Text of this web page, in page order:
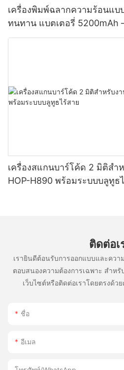
เครื่องพิมพ์ฉลากความร้อนแ
ทนทาน แบตเตอรี่
สำหรับพิมพ์ฉลากและใบเสร็
เครื่องสแกนบาร์โค้ด 2 มิติสำ
HOP-H890 พร้อมระบบบลูทูธ
ติดต่อเ
เรายินดีต้อนรับการออกแบบและคว
ตอบสนองความต้องการเฉพาะ สำห
เว็บไซต์หรือติดต่อเราโดยตรงด้ว
ชื่อ
อีเมล